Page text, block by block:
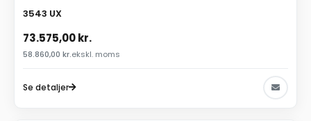
3543 UX
73.575,00kr.
58.860,00 kr.ekskl. moms
Se detaljer